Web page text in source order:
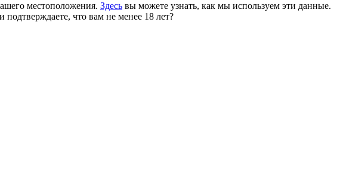
местоположения. Здесь вы можете узнать, как мы используем эти данные.
что вам не менее 18 лет?